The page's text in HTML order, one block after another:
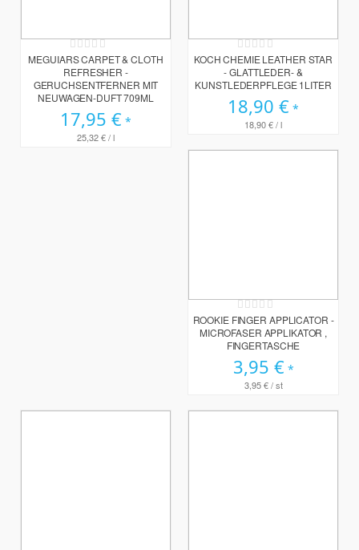
Rating:
0%
MEGUIARS CARPET & CLOTH
REFRESHER -
GERUCHSENTFERNER MIT
NEUWAGEN-DUFT 709ML
17,95 €
25,32 €/ l
Rating:
0%
KOCH CHEMIE LEATHER STAR
- GLATTLEDER- &
KUNSTLEDERPFLEGE 1LITER
18,90 €
18,90 €/ l
Rating:
0%
ROOKIE FINGER APPLICATOR -
MICROFASER APPLIKATOR ,
FINGERTASCHE
3,95 €
3,95 €/ st